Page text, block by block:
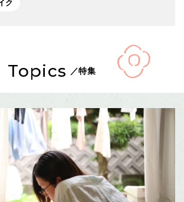
ク
Topics ／特集